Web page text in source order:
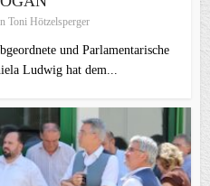
Toni Hötzelsperger
und Parlamentarische
Ludwig hat dem...